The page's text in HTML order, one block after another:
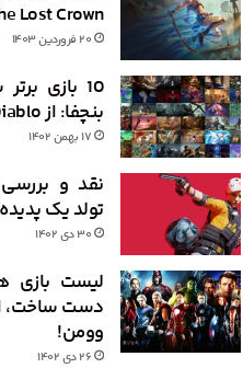
Lost Crown
۲۰ فروردین ۱۴۰۳
بنچفا: از Diablo تا Zelda
۱۷ بهمن ۱۴۰۲
تولد یک
۳۰ دی ۱۴۰۲
لیست بازی
دست ساخت،
وومن!
۲۶ دی ۱۴۰۲